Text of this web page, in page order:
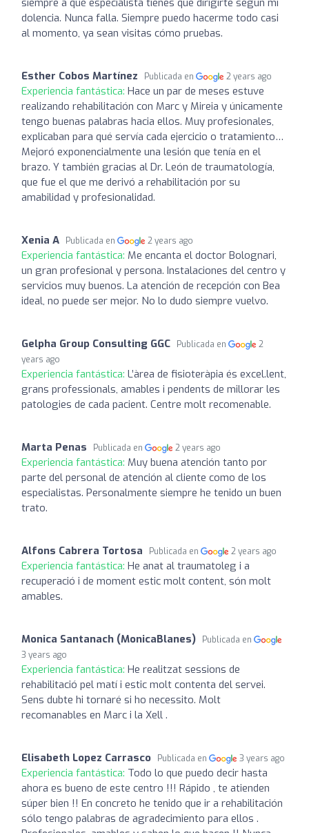
dolencia. Nunca falla. Siempre puedo hacerme todo casi
al momento, ya sean visitas cómo pruebas.
Esther Cobos Martínez Publicada en 2 years ago
Experiencia fantástica: Hace un par de meses estuve
realizando rehabilitación con Marc y Mireia y únicamente
tengo buenas palabras hacia ellos. Muy profesionales,
explicaban para qué servía cada ejercicio o tratamiento…
Mejoró exponencialmente una lesión que tenía en el
brazo. Y también gracias al Dr. León de traumatología,
que fue el que me derivó a rehabilitación por su
amabilidad y profesionalidad.
Xenia A Publicada en 2 years ago
Experiencia fantástica: Me encanta el doctor Bolognari,
un gran profesional y persona. Instalaciones del centro y
servicios muy buenos. La atención de recepción con Bea
ideal, no puede ser mejor. No lo dudo siempre vuelvo.
Gelpha Group Consulting GGC Publicada en
2
years ago
Experiencia fantástica: L’àrea de fisioteràpia és excel.lent,
grans professionals, amables i pendents de millorar les
patologies de cada pacient. Centre molt recomenable.
Marta Penas Publicada en 2 years ago
Experiencia fantástica: Muy buena atención tanto por
parte del personal de atención al cliente como de los
especialistas. Personalmente siempre he tenido un buen
trato.
Alfons Cabrera Tortosa Publicada en 2 years ago
Experiencia fantástica: He anat al traumatoleg i a
recuperació i de moment estic molt content, són molt
amables.
Monica Santanach (MonicaBlanes)
Publicada en
3 years ago
Experiencia fantástica: He realitzat sessions de
rehabilitació pel matí i estic molt contenta del servei.
Sens dubte hi tornaré si ho necessito. Molt
recomanables en Marc i la Xell .
Elisabeth Lopez Carrasco Publicada en 3 years ago
Experiencia fantástica: Todo lo que puedo decir hasta
ahora es bueno de este centro !!! Rápido , te atienden
súper bien !! En concreto he tenido que ir a rehabilitación
sólo tengo palabras de agradecimiento para ellos .